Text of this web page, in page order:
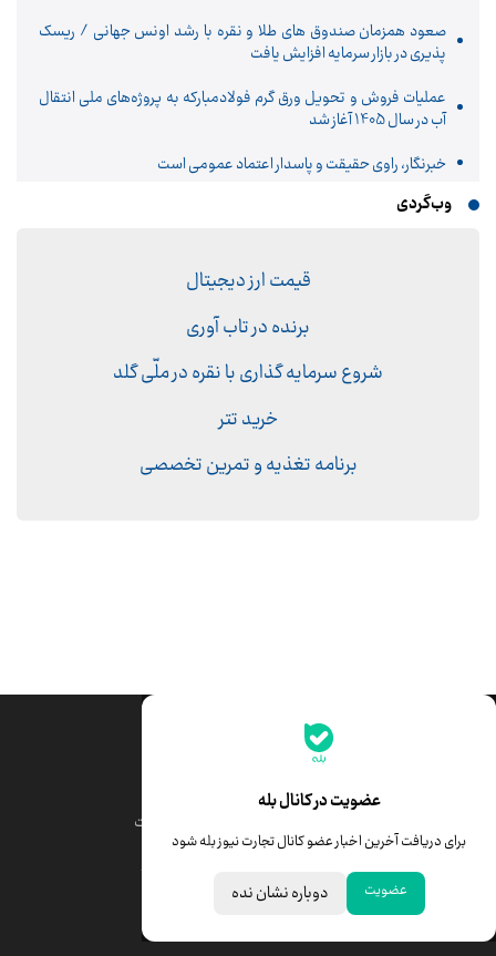
صعود همزمان صندوق های طلا و نقره با رشد اونس جهانی / ریسک
پذیری در بازار سرمایه افزایش یافت
عملیات فروش و تحویل ورق گرم فولادمبارکه به پروژه‌های ملی انتقال
آب در سال 1405 آغاز شد
خبرنگار، راوی حقیقت و پاسدار اعتماد عمومی است
وب‌گردی
قیمت ارز دیجیتال
برنده در تاب آوری
شروع سرمایه گذاری با نقره در ملّی گلد
خرید تتر
برنامه تغذیه و تمرین تخصصی
عضویت در کانال بله
برای دریافت آخرین اخبار عضو کانال تجارت نیوز بله شود
عضویت دوباره نشان نده
جدیدترین قیمت‌ها
قیمت درهم امارات
خبرهای مهم